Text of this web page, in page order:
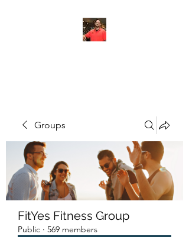
Groups
FitYes Fitness Group
Public · 569 members